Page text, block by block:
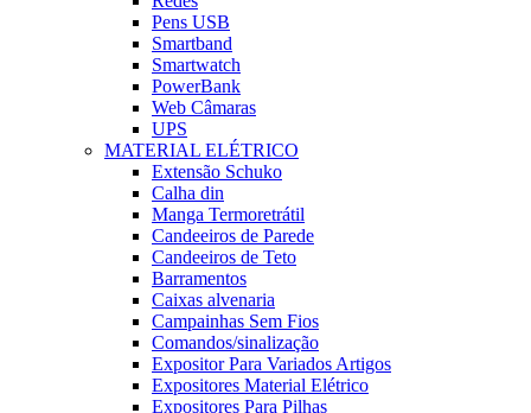
Pens USB
Smartband
Smartwatch
PowerBank
Web Câmaras
UPS
MATERIAL ELÉTRICO
Extensão Schuko
Calha din
Manga Termoretrátil
Candeeiros de Parede
Candeeiros de Teto
Barramentos
Caixas alvenaria
Campainhas Sem Fios
Comandos/sinalização
Expositor Para Variados Artigos
Expositores Material Elétrico
Expositores Para Pilhas